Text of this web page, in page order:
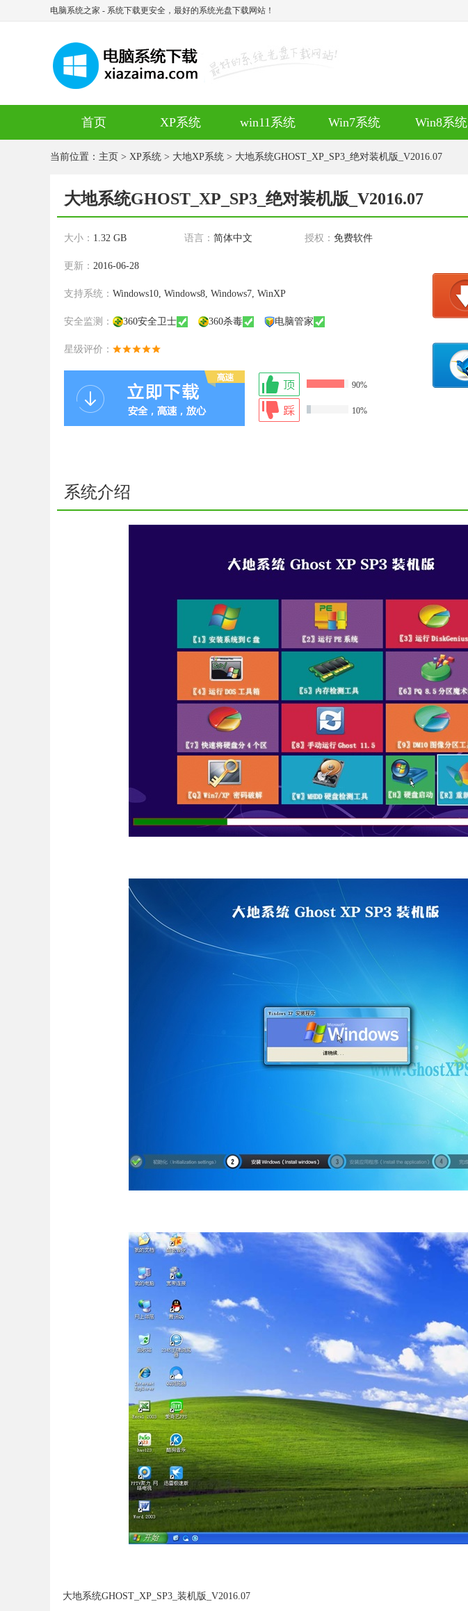
电脑系统之家 - 系统下载更安全，最好的系统光盘下载网站！
首页 XP系统 win11系统 Win7系统 Win8系统
当前位置： 主页 > XP系统 > 大地XP系统 > 大地系统GHOST_XP_SP3_绝对装机版_V2016.07
大地系统GHOST_XP_SP3_绝对装机版_V2016.07
大小： 1.32 GB 语言： 简体中文 授权： 免费软件
更新： 2016-06-28
支持系统： Windows10, Windows8, Windows7, WinXP
安全监测： 360安全卫士 360杀毒 电脑管家
星级评价：
90%
10%
系统介绍
大地系统GHOST_XP_SP3_装机版_V2016.07